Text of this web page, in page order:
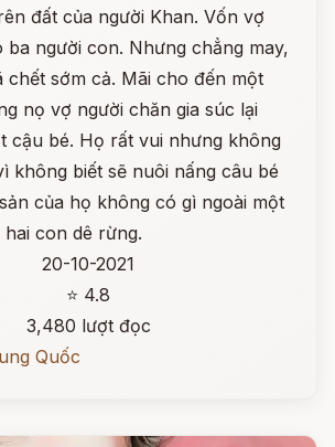
đất của người Khan. Vốn vợ
ba người con. Nhưng chẳng may,
chết sớm cả. Mãi cho đến một
nọ vợ người chăn gia súc lại
cậu bé. Họ rất vui nhưng không
không biết sẽ nuôi nấng câu bé
của họ không có gì ngoài một
con dê rừng.
20-10-2021
⭐ 4.8
3,480 lượt đọc
Quốc